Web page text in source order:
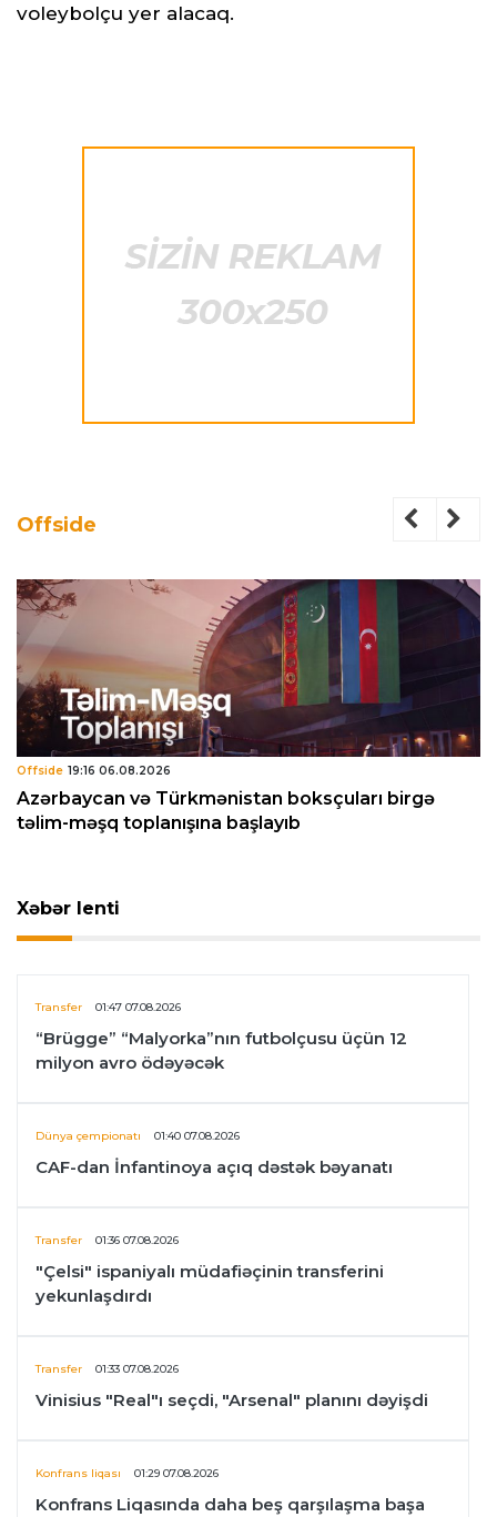
voleybolçu yer alacaq.
Offside
Offside 19:16 06.08.2026
Azərbaycan və Türkmənistan boksçuları birgə
təlim-məşq toplanışına başlayıb
Xəbər lenti
Transfer 01:47 07.08.2026
“Brügge” “Malyorka”nın futbolçusu üçün 12
milyon avro ödəyəcək
Dünya çempionatı 01:40 07.08.2026
CAF-dan İnfantinoya açıq dəstək bəyanatı
Transfer 01:36 07.08.2026
"Çelsi" ispaniyalı müdafiəçinin transferini
yekunlaşdırdı
Transfer 01:33 07.08.2026
Vinisius "Real"ı seçdi, "Arsenal" planını dəyişdi
Konfrans liqası 01:29 07.08.2026
Konfrans Liqasında daha beş qarşılaşma başa